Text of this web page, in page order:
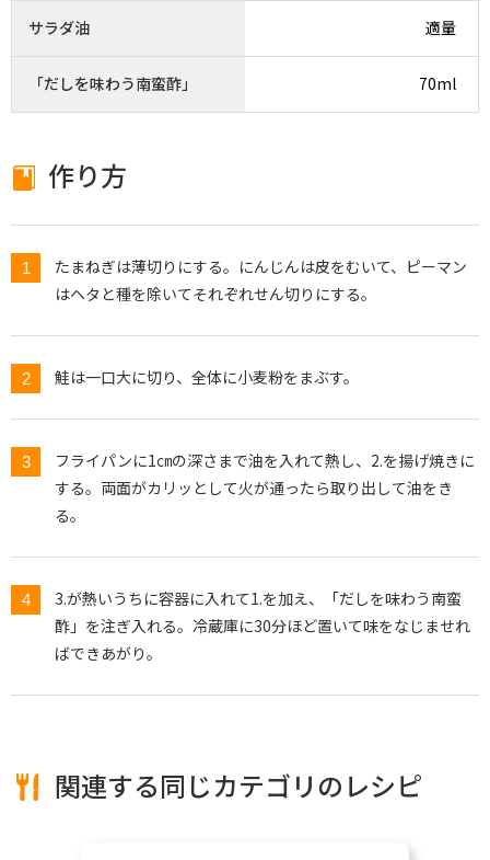
サラダ油 適量
「だしを味わう南蛮酢」 70ml
作り方
たまねぎは薄切りにする。にんじんは皮をむいて、ピーマン
はヘタと種を除いてそれぞれせん切りにする。
鮭は一口大に切り、全体に小麦粉をまぶす。
フライパンに1㎝の深さまで油を入れて熱し、2.を揚げ焼きに
する。両面がカリッとして火が通ったら取り出して油をき
る。
3.が熱いうちに容器に入れて1.を加え、「だしを味わう南蛮
酢」を注ぎ入れる。冷蔵庫に30分ほど置いて味をなじませれ
ばできあがり。
関連する同じカテゴリのレシピ